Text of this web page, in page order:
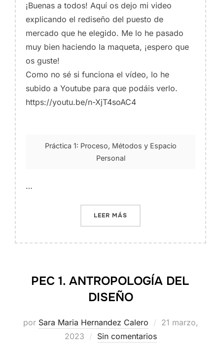
¡Buenas a todos! Aquí os dejo mi video
explicando el rediseño del puesto de
mercado que he elegido. Me lo he pasado
muy bien haciendo la maqueta, ¡espero que
os guste!
Como no sé si funciona el vídeo, lo he
subido a Youtube para que podáis verlo.
https://youtu.be/n-XjT4soAC4
Práctica 1: Proceso, Métodos y Espacio
Personal
…
LEER MÁS «PRÁCTICA 1: PROCESO,
PEC 1. ANTROPOLOGÍA DEL
DISEÑO
por Sara Maria Hernandez Calero
Publicado
21 marzo,
2023
Sin comentarios